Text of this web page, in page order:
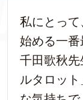
私にとっ
始める一番
千田歌秋
ルタロッ